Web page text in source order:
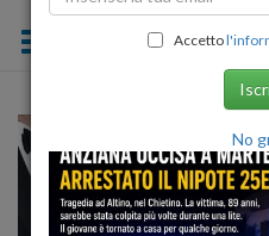
Toggle Accetto
No